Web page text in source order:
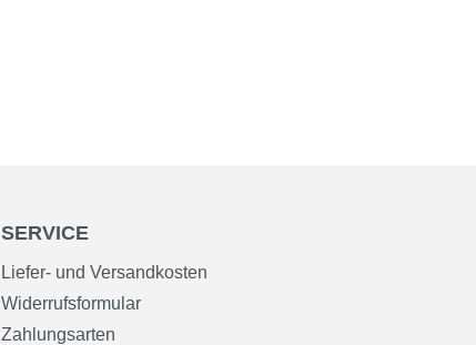
SERVICE
Liefer- und Versandkosten
Widerrufsformular
Zahlungsarten